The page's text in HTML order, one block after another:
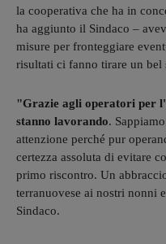
la cooperativa che ha in
ha aggiunto il Sindaco –
misure per fronteggiare
risultati ci fanno tirare un
"Grazie agli operatori per
stanno lavorando.
attenzione perché pur
certezza assoluta di evitare
primo riscontro. Un
terranuovese ai nostri nonni
Sindaco.